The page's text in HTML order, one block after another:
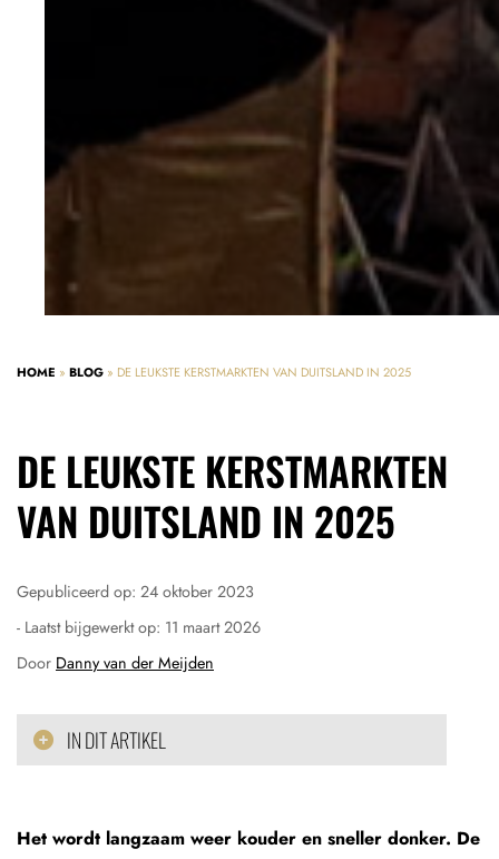
HOME » BLOG » DE LEUKSTE KERSTMARKTEN VAN DUITSLAND IN 2025
DE LEUKSTE KERSTMARKTEN
VAN DUITSLAND IN 2025
Gepubliceerd op: 24 oktober 2023
- Laatst bijgewerkt op: 11 maart 2026
Door Danny van der Meijden
IN DIT ARTIKEL
Het wordt langzaam weer kouder en sneller donker. De